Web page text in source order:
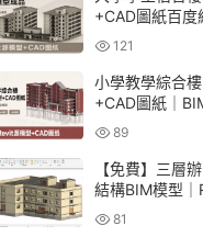
+CAD圖紙百度
｜建築結構全套
件
121
小學教學綜合
+CAD圖紙｜
品百度網盤下載
89
【免費】三層
結構BIM模型｜
件百度網盤下載
81